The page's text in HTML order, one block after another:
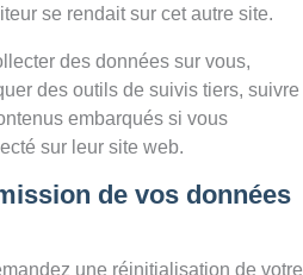
se rendait sur cet autre site.
des données sur vous,
des outils de suivis tiers, suivre
embarqués si vous
sur leur site web.
de vos données
une réinitialisation de votre